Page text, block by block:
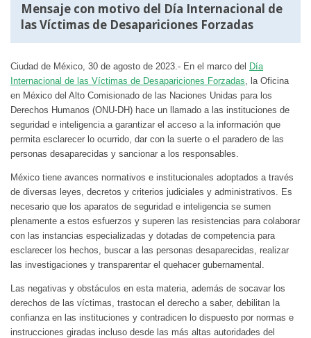
Mensaje con motivo del Día Internacional de
las Víctimas de Desapariciones Forzadas
Ciudad de México, 30 de agosto de 2023.- En el marco del Día
Internacional de las Víctimas de Desapariciones Forzadas , la Oficina
en México del Alto Comisionado de las Naciones Unidas para los
Derechos Humanos (ONU-DH) hace un llamado a las instituciones de
seguridad e inteligencia a garantizar el acceso a la información que
permita esclarecer lo ocurrido, dar con la suerte o el paradero de las
personas desaparecidas y sancionar a los responsables.
México tiene avances normativos e institucionales adoptados a través
de diversas leyes, decretos y criterios judiciales y administrativos. Es
necesario que los aparatos de seguridad e inteligencia se sumen
plenamente a estos esfuerzos y superen las resistencias para colaborar
con las instancias especializadas y dotadas de competencia para
esclarecer los hechos, buscar a las personas desaparecidas, realizar
las investigaciones y transparentar el quehacer gubernamental.
Las negativas y obstáculos en esta materia, además de socavar los
derechos de las víctimas, trastocan el derecho a saber, debilitan la
confianza en las instituciones y contradicen lo dispuesto por normas e
instrucciones giradas incluso desde las más altas autoridades del